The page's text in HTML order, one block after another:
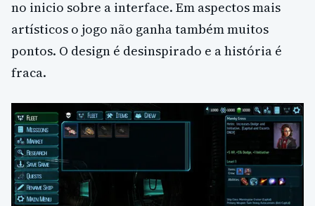
no inicio sobre a interface. Em aspectos mais
artísticos o jogo não ganha também muitos
pontos. O design é desinspirado e a história é
fraca.